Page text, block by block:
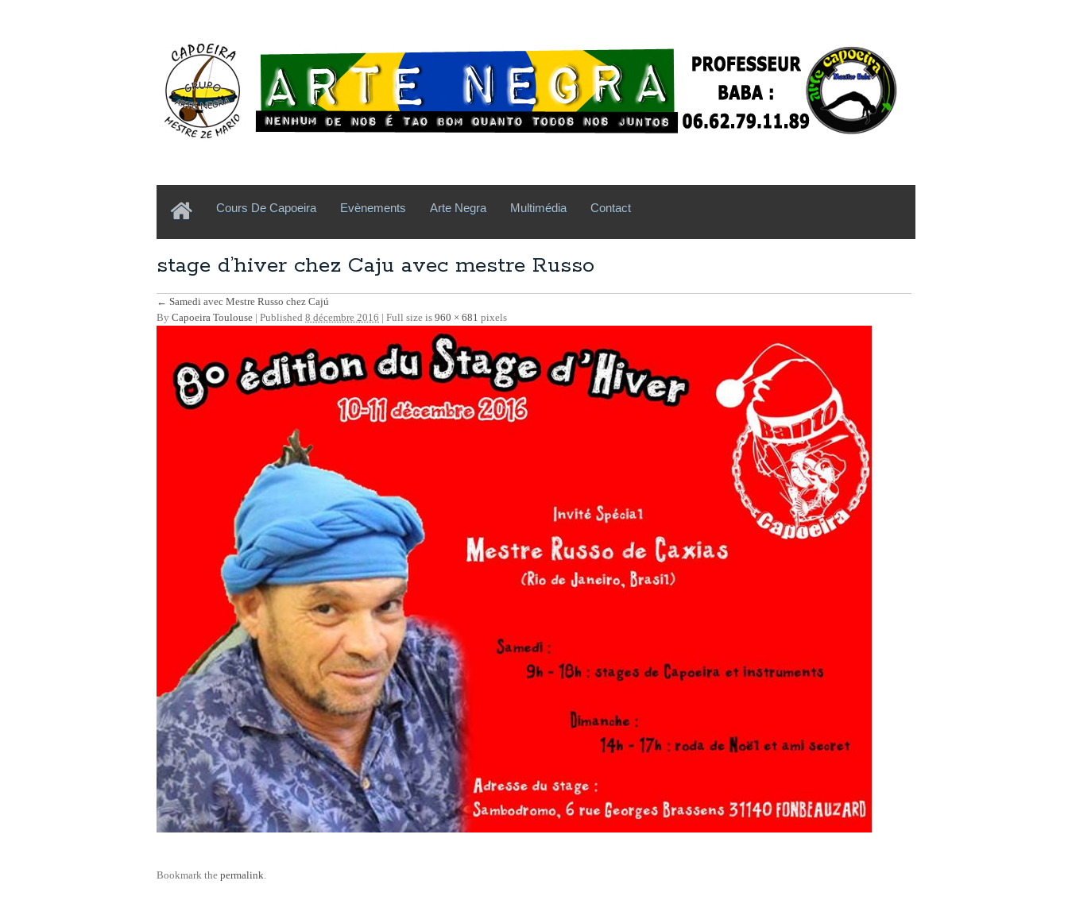
Cours De Capoeira Evènements Arte Negra Multimédia Contact
stage d’hiver chez Caju avec mestre Russo
← Samedi avec Mestre Russo chez Cajú
By Capoeira Toulouse | Published 8 décembre 2016 | Full size is 960 × 681 pixels
Bookmark the permalink.